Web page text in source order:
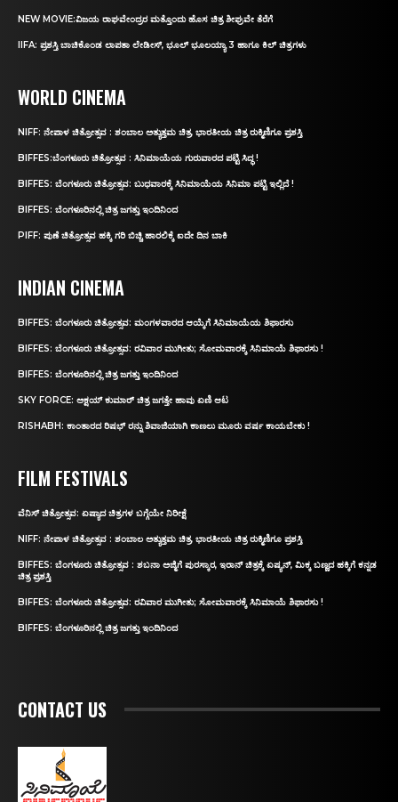
NEW MOVIE:ವಿಜಯ ರಾಘವೇಂದ್ರರ ಮತ್ತೊಂದು ಹೊಸ ಚಿತ್ರ ಶೀಘ್ರವೇ ತೆರೆಗೆ
IIFA: ಪ್ರಶಸ್ತಿ ಬಾಚಿಕೊಂಡ ಲಾಪತಾ ಲೇಡೀಸ್‌, ಭೂಲ್‌ ಭೂಲಯ್ಯಾ 3 ಹಾಗೂ ಕಿಲ್‌ ಚಿತ್ರಗಳು
WORLD CINEMA
NIFF: ನೇಪಾಳ ಚಿತ್ರೋತ್ಸವ : ಶಂಬಾಲ ಅತ್ಯುತ್ತಮ ಚಿತ್ರ, ಭಾರತೀಯ ಚಿತ್ರ ರುಕ್ಮಿಣಿಗೂ ಪ್ರಶಸ್ತಿ
BIFFES:ಬೆಂಗಳೂರು ಚಿತ್ರೋತ್ಸವ : ಸಿನಿಮಾಯೆಯ ಗುರುವಾರದ ಪಟ್ಟಿ ಸಿದ್ಧ !
BIFFES: ಬೆಂಗಳೂರು ಚಿತ್ರೋತ್ಸವ: ಬುಧವಾರಕ್ಕೆ ಸಿನಿಮಾಯೆಯ ಸಿನಿಮಾ ಪಟ್ಟಿ ಇಲ್ಲಿದೆ !
BIFFES: ಬೆಂಗಳೂರಿನಲ್ಲಿ ಚಿತ್ರ ಜಗತ್ತು ಇಂದಿನಿಂದ
PIFF: ಪುಣೆ ಚಿತ್ರೋತ್ಸವ ಹಕ್ಕಿ ಗರಿ ಬಿಚ್ಚಿ ಹಾರಲಿಕ್ಕೆ ಐದೇ ದಿನ ಬಾಕಿ
INDIAN CINEMA
BIFFES: ಬೆಂಗಳೂರು ಚಿತ್ರೋತ್ಸವ: ಮಂಗಳವಾರದ ಆಯ್ಕೆಗೆ ಸಿನಿಮಾಯೆಯ ಶಿಫಾರಸು
BIFFES: ಬೆಂಗಳೂರು ಚಿತ್ರೋತ್ಸವ: ರವಿವಾರ ಮುಗೀತು; ಸೋಮವಾರಕ್ಕೆ ಸಿನಿಮಾಯೆ ಶಿಫಾರಸು !
BIFFES: ಬೆಂಗಳೂರಿನಲ್ಲಿ ಚಿತ್ರ ಜಗತ್ತು ಇಂದಿನಿಂದ
SKY FORCE: ಅಕ್ಷಯ್ ಕುಮಾರ್‌ ಚಿತ್ರ ಜಗತ್ತೇ ಹಾವು ಏಣಿ ಆಟ
RISHABH: ಕಾಂತಾರದ ರಿಷಭ್‌ ರನ್ನು ಶಿವಾಜಿಯಾಗಿ ಕಾಣಲು ಮೂರು ವರ್ಷ ಕಾಯಬೇಕು !
FILM FESTIVALS
ವೆನಿಸ್‌ ಚಿತ್ರೋತ್ಸವ: ಏಷ್ಯಾದ ಚಿತ್ರಗಳ ಬಗ್ಗೆಯೇ ನಿರೀಕ್ಷೆ
NIFF: ನೇಪಾಳ ಚಿತ್ರೋತ್ಸವ : ಶಂಬಾಲ ಅತ್ಯುತ್ತಮ ಚಿತ್ರ, ಭಾರತೀಯ ಚಿತ್ರ ರುಕ್ಮಿಣಿಗೂ ಪ್ರಶಸ್ತಿ
BIFFES: ಬೆಂಗಳೂರು ಚಿತ್ರೋತ್ಸವ : ಶಬನಾ ಅಜ್ಮಿಗೆ ಪುರಸ್ಕಾರ, ಇರಾನ್‌ ಚಿತ್ರಕ್ಕೆ ಏಷ್ಯನ್‌, ಮಿಕ್ಕ ಬಣ್ಣದ ಹಕ್ಕಿಗೆ ಕನ್ನಡ
ಚಿತ್ರ ಪ್ರಶಸ್ತಿ
BIFFES: ಬೆಂಗಳೂರು ಚಿತ್ರೋತ್ಸವ: ರವಿವಾರ ಮುಗೀತು; ಸೋಮವಾರಕ್ಕೆ ಸಿನಿಮಾಯೆ ಶಿಫಾರಸು !
BIFFES: ಬೆಂಗಳೂರಿನಲ್ಲಿ ಚಿತ್ರ ಜಗತ್ತು ಇಂದಿನಿಂದ
CONTACT US